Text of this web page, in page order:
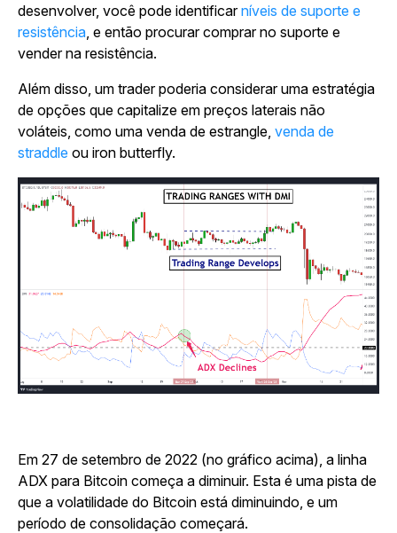
desenvolver, você pode identificarníveis de suporte e
resistência , e então procurar comprar no suporte e
vender na resistência.
Além disso, um trader poderia considerar uma estratégia
de opções que capitalize em preços laterais não
voláteis, como uma venda de estrangle, venda de
straddle ou iron butterfly.
Em 27 de setembro de 2022 (no gráfico acima), a linha
ADX para Bitcoin começa a diminuir. Esta é uma pista de
que a volatilidade do Bitcoin está diminuindo, e um
período de consolidação começará.